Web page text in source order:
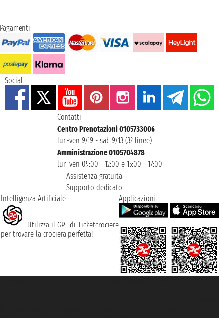
Pagamenti
Social
Contatti
Centro Prenotazioni 0105733006
lun-ven 9/19 - sab 9/13 (32 linee)
Amministrazione 0105704878
lun-ven 09:00 - 12:00 e 15:00 - 17:00
Assistenza gratuita
Supporto dedicato
Intelligenza Artificiale
Utilizza il GPT di Ticketcrociere
per trovare la crociera perfetta!
Applicazioni